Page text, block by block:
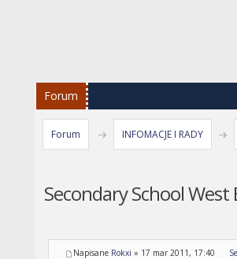
Forum
Forum INFOMACJE I RADY
Secondary School
Napisane Rokxi » 17 mar 2011, 17:40